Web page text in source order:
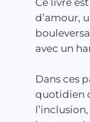
d’amour,
avec un
Dans ces
quotidien